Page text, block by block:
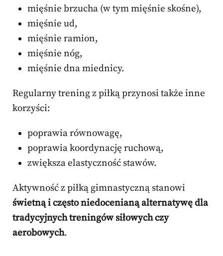
mięśnie brzucha (w tym mięśnie skośne),
mięśnie ud,
mięśnie ramion,
mięśnie nóg,
mięśnie dna miednicy.
Regularny trening z piłką przynosi także inne
korzyści:
poprawia równowagę,
poprawia koordynację ruchową,
zwiększa elastyczność stawów.
Aktywność z piłką gimnastyczną stanowi
świetną i często niedocenianą alternatywę dla
tradycyjnych treningów siłowych czy
aerobowych.